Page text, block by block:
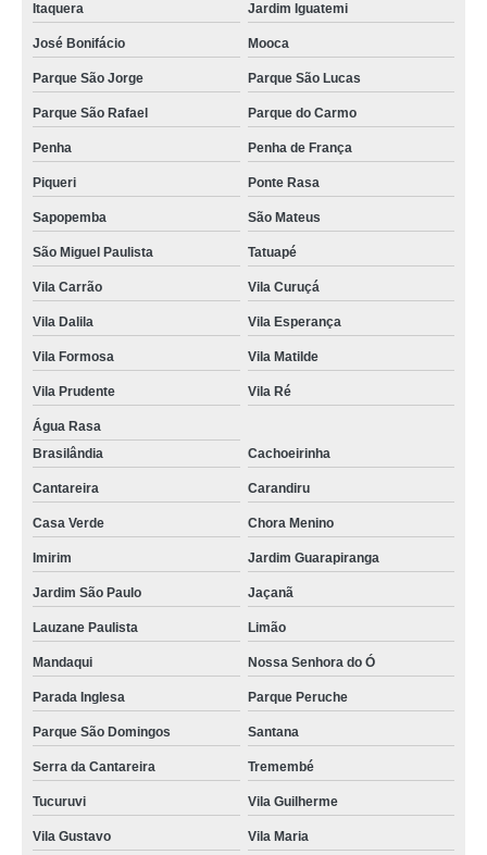
Itaquera Jardim Iguatemi
José Bonifácio Mooca
Parque São Jorge Parque São Lucas
Parque São Rafael Parque do Carmo
Penha Penha de França
Piqueri Ponte Rasa
Sapopemba São Mateus
São Miguel Paulista Tatuapé
Vila Carrão Vila Curuçá
Vila Dalila Vila Esperança
Vila Formosa Vila Matilde
Vila Prudente Vila Ré
Água Rasa
Brasilândia
Cachoeirinha
Cantareira Carandiru
Casa Verde Chora Menino
Imirim Jardim Guarapiranga
Jardim São Paulo Jaçanã
Lauzane Paulista Limão
Mandaqui Nossa Senhora do Ó
Parada Inglesa Parque Peruche
Parque São Domingos Santana
Serra da Cantareira Tremembé
Tucuruvi Vila Guilherme
Vila Gustavo Vila Maria